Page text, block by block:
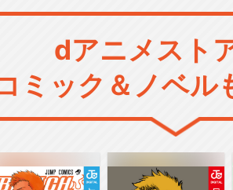
dアニメスト
ミック＆ノベル